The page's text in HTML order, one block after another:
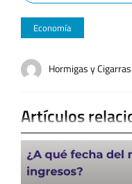
Economía
Hormigas y Cigarras
Artículos